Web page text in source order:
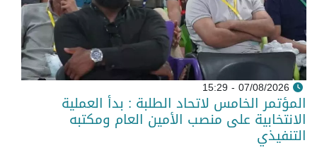
07/08/2026 - 15:29
المؤتمر الخامس لاتحاد الطلبة : بدأ العملية
الانتخابية على منصب الأمين العام ومكتبه
التنفيذي